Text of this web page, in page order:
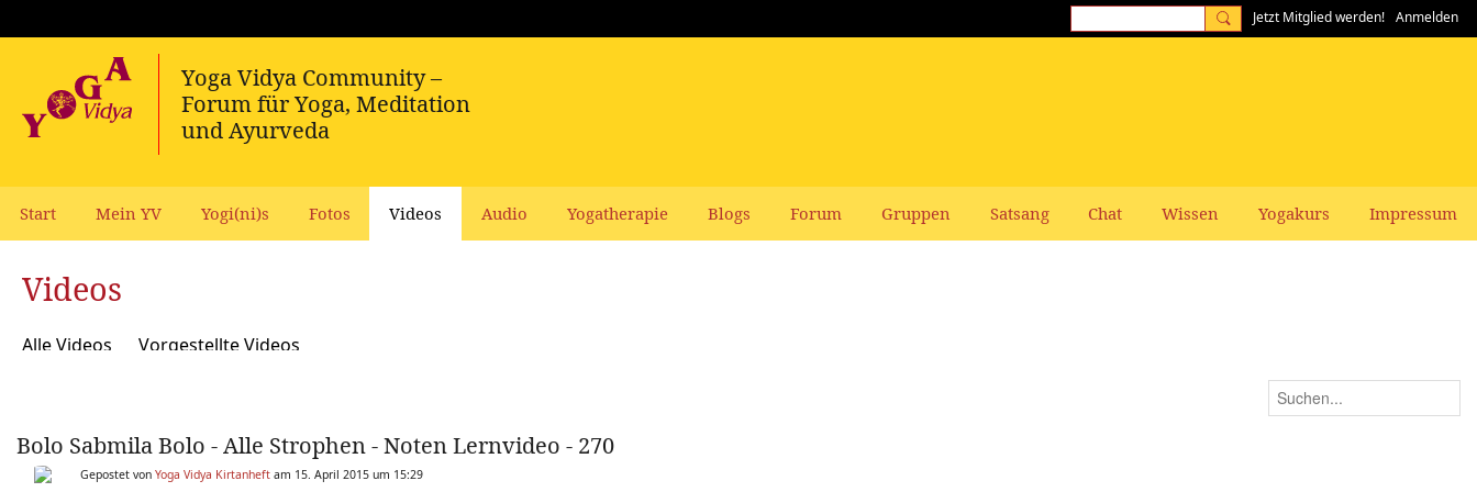
Jetzt Mitglied werden! Anmelden
Start Mein YV Yogi(ni)s Fotos Videos Audio Yogatherapie Blogs Forum Gruppen Satsang Chat Wissen Yogakurs Impressum
Videos
Alle Videos Vorgestellte Videos
Bolo Sabmila Bolo - Alle Strophen - Noten Lernvideo - 270
Gepostet von Yoga Vidya Kirtanheft am 15. April 2015 um 15:29